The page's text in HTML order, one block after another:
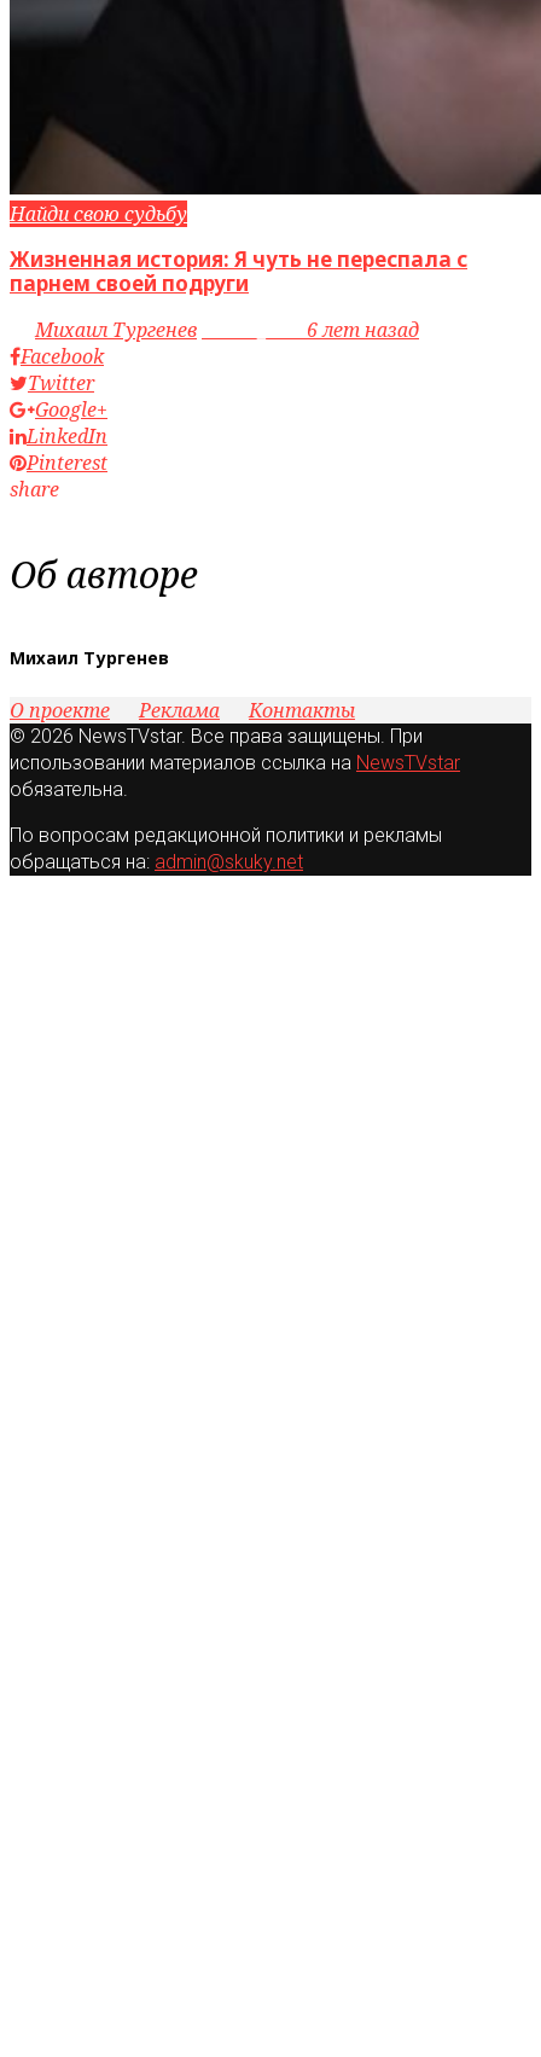
Найди свою судьбу
Жизненная история: Я чуть не переспала с
парнем своей подруги
byМихаил Тургенев
6 лет назад
Facebook
Twitter
Google+
LinkedIn
Pinterest
share
Об авторе
Михаил Тургенев
О проекте Реклама Контакты
© 2026 NewsTVstar. Все права защищены. При
использовании материалов ссылка на NewsTVstar
обязательна.
По вопросам редакционной политики и рекламы
обращаться на: admin@skuky.net